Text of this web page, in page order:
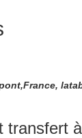
transfert